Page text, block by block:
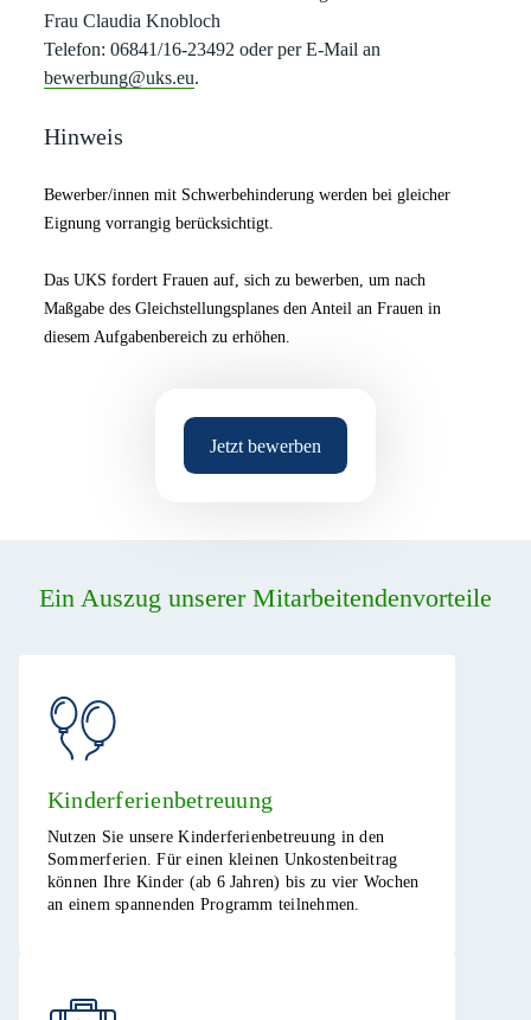
Frau Claudia Knobloch
Telefon: 06841/16-23492 oder per E-Mail an
bewerbung@uks.eu.
Hinweis
Bewerber/innen mit Schwerbehinderung werden bei gleicher
Eignung vorrangig berücksichtigt.
Das UKS fordert Frauen auf, sich zu bewerben, um nach
Maßgabe des Gleichstellungsplanes den Anteil an Frauen in
diesem Aufgabenbereich zu erhöhen.
Jetzt bewerben
Ein Auszug unserer Mitarbeitendenvorteile
Kinderferienbetreuung
Nutzen Sie unsere Kinderferienbetreuung in den
Sommerferien. Für einen kleinen Unkostenbeitrag
können Ihre Kinder (ab 6 Jahren) bis zu vier Wochen
an einem spannenden Programm teilnehmen.​